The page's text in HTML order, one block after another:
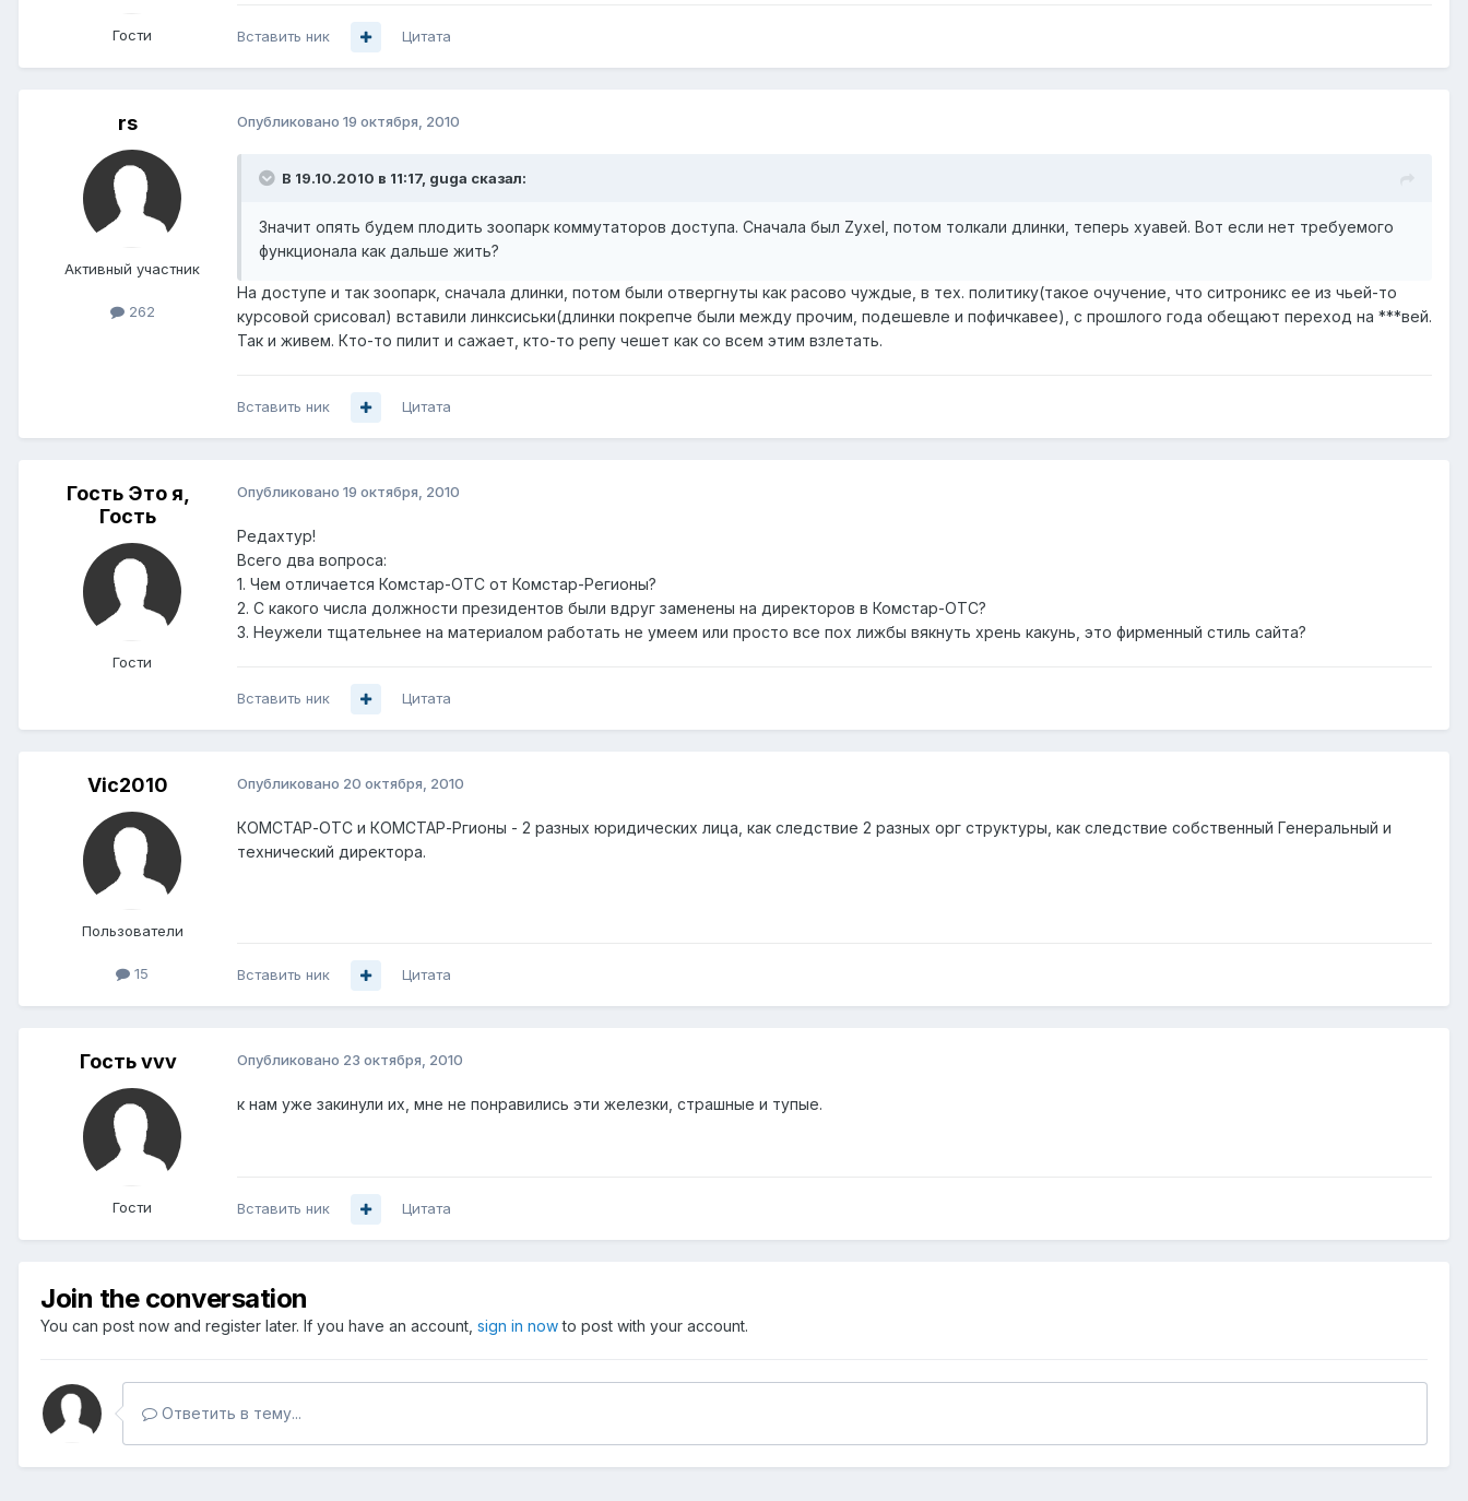
Гости Вставить ник Цитата
rs
Активный участник
262
Опубликовано 19 октября, 2010
В 19.10.2010 в 11:17, guga сказал:
Значит опять будем плодить зоопарк коммутаторов доступа. Сначала был Zyxel, потом толкали длинки, теперь хуавей. Вот если нет требуемого
функционала как дальше жить?
На доступе и так зоопарк, сначала длинки, потом были отвергнуты как расово чуждые, в тех. политику(такое очучение, что ситроникс ее из чьей-то
курсовой срисовал) вставили линксиськи(длинки покрепче были между прочим, подешевле и пофичкавее), с прошлого года обещают переход на ***вей.
Так и живем. Кто-то пилит и сажает, кто-то репу чешет как со всем этим взлетать.
Вставить ник Цитата
Гость Это я,
Гость
Гости
Опубликовано 19 октября, 2010
Редахтур!
Всего два вопроса:
1. Чем отличается Комстар-ОТС от Комстар-Регионы?
2. С какого числа должности президентов были вдруг заменены на директоров в Комстар-ОТС?
3. Неужели тщательнее на материалом работать не умеем или просто все пох лижбы вякнуть хрень какунь, это фирменный стиль сайта?
Вставить ник Цитата
Vic2010
Пользователи
15
Опубликовано 20 октября, 2010
КОМСТАР-ОТС и КОМСТАР-Ргионы - 2 разных юридических лица, как следствие 2 разных орг структуры, как следствие собственный Генеральный и
технический директора.
Вставить ник Цитата
Гость vvv
Гости
Опубликовано 23 октября, 2010
к нам уже закинули их, мне не понравились эти железки, страшные и тупые.
Вставить ник Цитата
Join the conversation
You can post now and register later. If you have an account, sign in nowto post with your account.
Ответить в тему...